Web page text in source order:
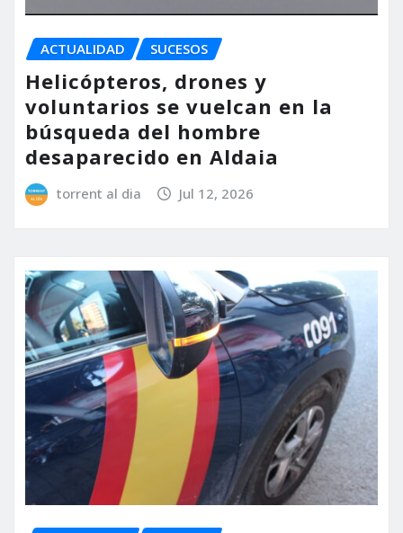
ACTUALIDAD SUCESOS
Helicópteros, drones y
voluntarios se vuelcan en la
búsqueda del hombre
desaparecido en Aldaia
torrent al dia Jul 12, 2026